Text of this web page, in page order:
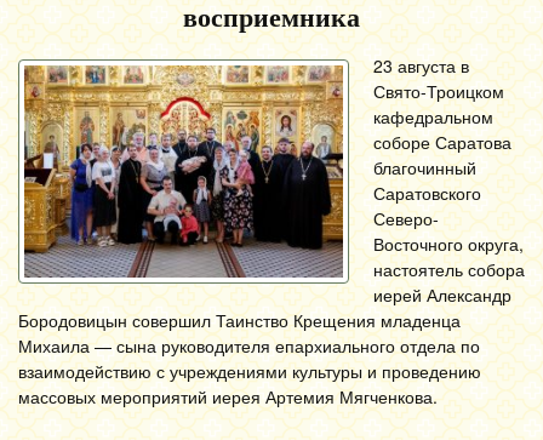
восприемника
23 августа в
Свято-Троицком
кафедральном
соборе Саратова
благочинный
Саратовского
Северо-
Восточного округа,
настоятель собора
иерей Александр
Бородовицын совершил Таинство Крещения младенца
Михаила — сына руководителя епархиального отдела по
взаимодействию с учреждениями культуры и проведению
массовых мероприятий иерея Артемия Мягченкова.